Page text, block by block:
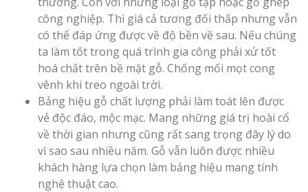
công nghiệp. Thì giá cả tương đối thấp nhưng vẫn
có thể đáp ứng được về độ bền về sau. Nếu chúng
ta làm tốt trong quá trình gia công phải xử tốt
hoá chất trên bề mặt gỗ. Chống mối mọt cong
vênh khi treo ngoài trời.
Bảng hiệu gỗ chất lượng phải làm toát lên được
vẻ độc đáo, mộc mạc. Mang những giá trị hoài cổ
về thời gian nhưng cũng rất sang trọng đây lý do
vì sao sau nhiều năm. Gỗ vẫn luôn được nhiều
khách hàng lựa chọn làm bảng hiệu mang tính
nghệ thuật cao.